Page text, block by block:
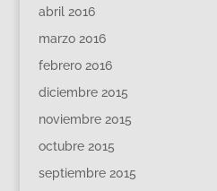
abril 2016
marzo 2016
febrero 2016
diciembre 2015
noviembre 2015
octubre 2015
septiembre 2015